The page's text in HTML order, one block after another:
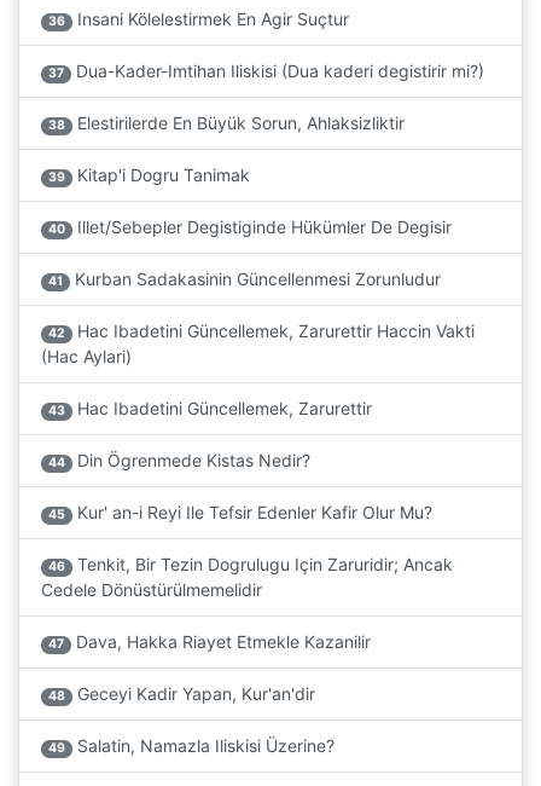
36 Insani Kölelestirmek En Agir Suçtur
37 Dua-Kader-Imtihan Iliskisi (Dua kaderi degistirir mi?)
38 Elestirilerde En Büyük Sorun, Ahlaksizliktir
39 Kitap'i Dogru Tanimak
40 Illet/Sebepler Degistiginde Hükümler De Degisir
41 Kurban Sadakasinin Güncellenmesi Zorunludur
42
Hac Ibadetini Güncellemek, Zarurettir Haccin Vakti
(Hac Aylari)
43 Hac Ibadetini Güncellemek, Zarurettir
44 Din Ögrenmede Kistas Nedir?
45 Kur' an-i Reyi Ile Tefsir Edenler Kafir Olur Mu?
46
Tenkit, Bir Tezin Dogrulugu Için Zaruridir; Ancak
Cedele Dönüstürülmemelidir
47 Dava, Hakka Riayet Etmekle Kazanilir
48 Geceyi Kadir Yapan, Kur'an'dir
49 Salatin, Namazla Iliskisi Üzerine?